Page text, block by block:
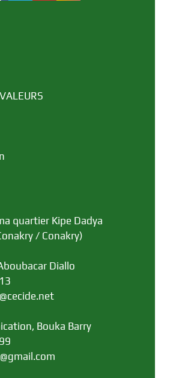
quartier Kipe Dadya
/ Conakry)
Diallo
Bouka Barry